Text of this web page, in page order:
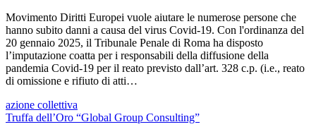
Movimento Diritti Europei vuole aiutare le numerose persone che
hanno subito danni a causa del virus Covid-19. Con l'ordinanza del
20 gennaio 2025, il Tribunale Penale di Roma ha disposto
l’imputazione coatta per i responsabili della diffusione della
pandemia Covid-19 per il reato previsto dall’art. 328 c.p. (i.e., reato
di omissione e rifiuto di atti…
azione collettiva
Truffa dell’Oro “Global Group Consulting”